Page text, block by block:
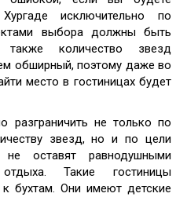
исключительно по
выбора должны быть
количество звезд
обширный, поэтому даже во
место в гостиницах будет
не только по
звезд, но и по цели
оставят равнодушными
Такие гостиницы
бухтам. Они имеют детские